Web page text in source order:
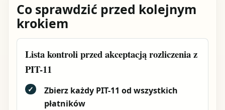
Co sprawdzić przed kolejnym
krokiem
Lista kontroli przed akceptacją rozliczenia z
PIT-11
✓
Zbierz każdy PIT-11 od wszystkich
płatników